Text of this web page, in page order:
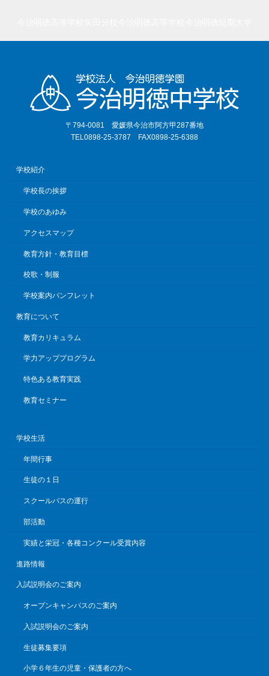
〒794-0081 愛媛県今治市阿方甲287番地
TEL0898-25-3787 FAX0898-25-6388
学校紹介
学校長の挨拶
学校のあゆみ
アクセスマップ
教育方針・教育目標
校歌・制服
学校案内パンフレット
教育について
教育カリキュラム
学力アッププログラム
特色ある教育実践
教育セミナー
学校生活
年間行事
生徒の１日
スクールバスの運行
部活動
実績と栄冠・各種コンクール受賞内容
進路情報
入試説明会のご案内
オープンキャンパスのご案内
入試説明会のご案内
生徒募集要項
小学６年生の児童・保護者の方へ